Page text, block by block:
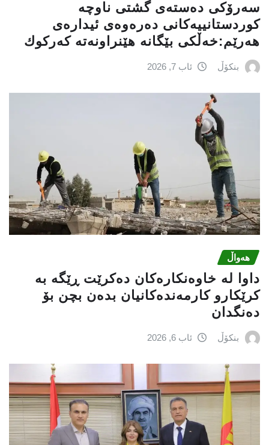
سه‌رۆكی دەستەی گشتی ناوچە
كوردستانییەكانی دەرەوەی ئیدارەی
هەرێم:خه‌ڵكی بێگانه‌ هێنراونه‌ته‌ كه‌ركوك
بنکۆڵ ئاب 7, 2026
هەواڵ
داوا لە خاوەنکارەکان دەکرێت ڕێگە بە
کرێکارو کارمەندەکانیان بدەن بچن بۆ
دەنگدان
بنکۆڵ ئاب 6, 2026